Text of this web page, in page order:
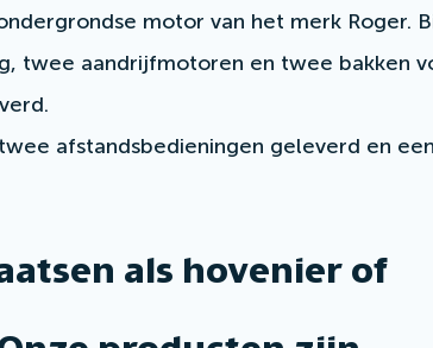
motor van het merk Roger.
twee aandrijfmotoren en twee bakken
afstandsbedieningen geleverd en
als hovenier of